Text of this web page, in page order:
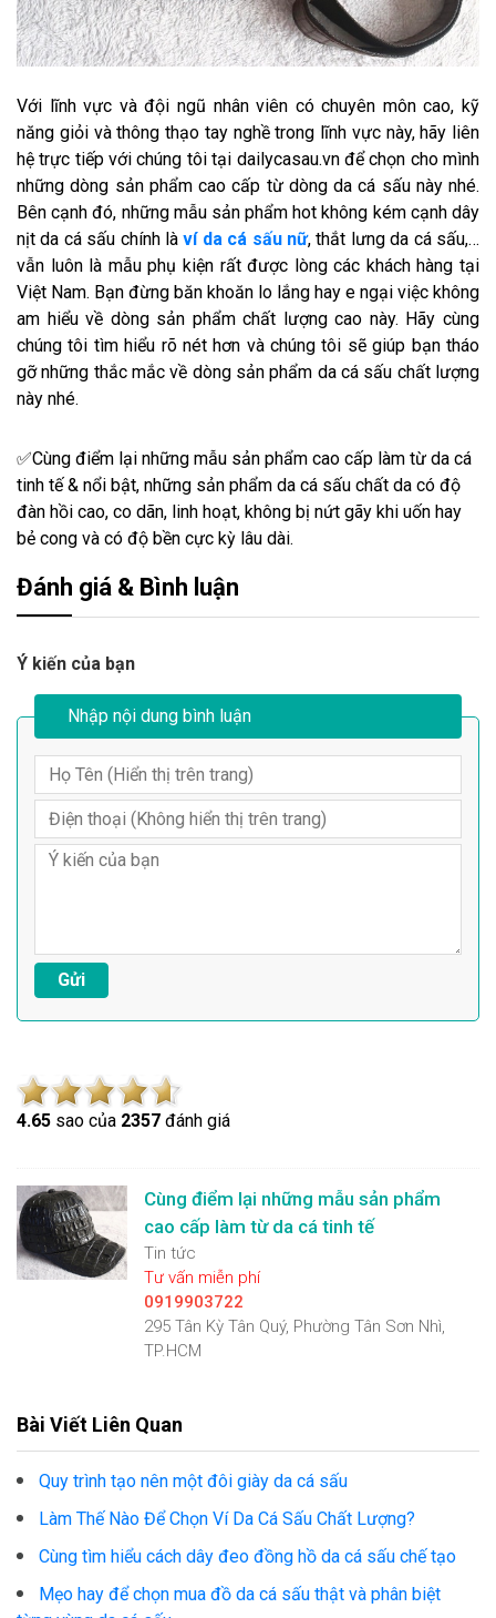
Với lĩnh vực và đội ngũ nhân viên có chuyên môn cao, kỹ
năng giỏi và thông thạo tay nghề trong lĩnh vực này, hãy liên
hệ trực tiếp với chúng tôi tại dailycasau.vn để chọn cho mình
những dòng sản phẩm cao cấp từ dòng da cá sấu này nhé.
Bên cạnh đó, những mẫu sản phẩm hot không kém cạnh dây
nịt da cá sấu chính làví da cá sấu nữ, thắt lưng da cá sấu,…
vẫn luôn là mẫu phụ kiện rất được lòng các khách hàng tại
Việt Nam. Bạn đừng băn khoăn lo lắng hay e ngại việc không
am hiểu về dòng sản phẩm chất lượng cao này. Hãy cùng
chúng tôi tìm hiểu rõ nét hơn và chúng tôi sẽ giúp bạn tháo
gỡ những thắc mắc về dòng sản phẩm da cá sấu chất lượng
này nhé.
✅Cùng điểm lại những mẫu sản phẩm cao cấp làm từ da cá
tinh tế & nổi bật, những sản phẩm da cá sấu chất da có độ
đàn hồi cao, co dãn, linh hoạt, không bị nứt gãy khi uốn hay
bẻ cong và có độ bền cực kỳ lâu dài.
Đánh giá & Bình luận
Ý kiến của bạn
Nhập nội dung bình luận
4.65 sao của 2357 đánh giá
Cùng điểm lại những mẫu sản phẩm
cao cấp làm từ da cá tinh tế
Tin tức
Tư vấn miễn phí
0919903722
295 Tân Kỳ Tân Quý, Phường Tân Sơn Nhì,
TP.HCM
Bài Viết Liên Quan
Quy trình tạo nên một đôi giày da cá sấu
Làm Thế Nào Để Chọn Ví Da Cá Sấu Chất Lượng?
Cùng tìm hiểu cách dây đeo đồng hồ da cá sấu chế tạo
Mẹo hay để chọn mua đồ da cá sấu thật và phân biệt